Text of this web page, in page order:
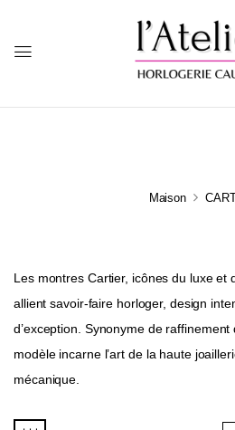
Maison
Les montres Cartier, icônes du luxe et
allient savoir-faire horloger, design
d’exception. Synonyme de
modèle incarne l’art de la haute
mécanique.